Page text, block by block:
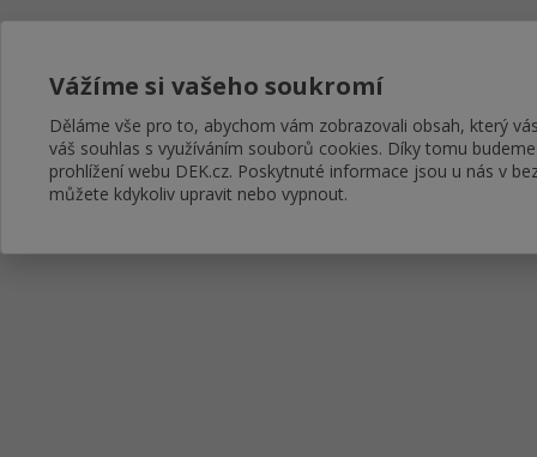
Vážíme si vašeho soukromí
Děláme vše pro to, abychom vám zobrazovali obsah, který
váš souhlas s využíváním souborů cookies. Díky tomu
prohlížení webu DEK.cz. Poskytnuté informace jsou u nás v
můžete kdykoliv upravit nebo vypnout.